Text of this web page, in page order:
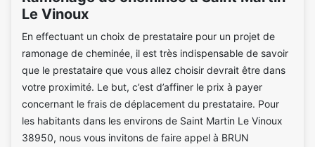
Le Vinoux
En effectuant un choix de prestataire pour un projet de
ramonage de cheminée, il est très indispensable de savoir
que le prestataire que vous allez choisir devrait être dans
votre proximité. Le but, c’est d’affiner le prix à payer
concernant le frais de déplacement du prestataire. Pour
les habitants dans les environs de Saint Martin Le Vinoux
38950, nous vous invitons de faire appel à BRUN